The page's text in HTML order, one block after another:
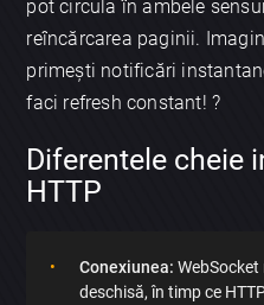
pot circula în ambele
reîncărcarea paginii.
primești notificări
faci refresh constant! ?
Diferentele cheie
HTTP
Conexiunea:
deschisă, în timp ce